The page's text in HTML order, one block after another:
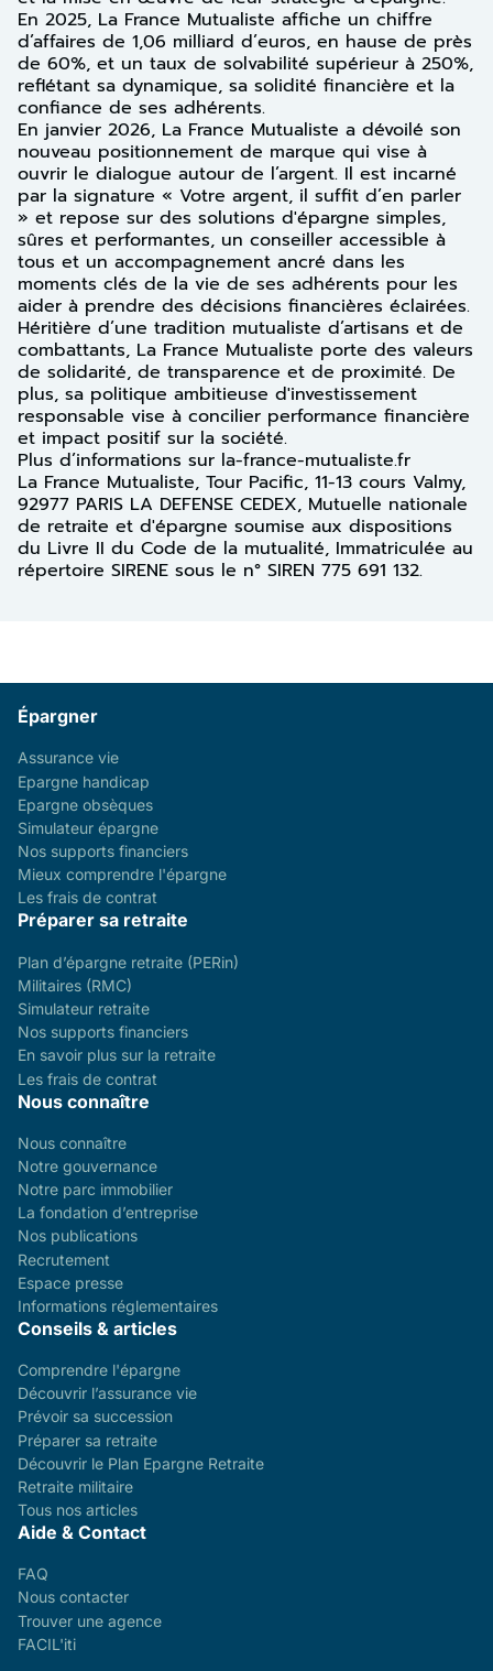
En 2025, La France Mutualiste affiche un chiffre
d’affaires de 1,06 milliard d’euros, en hause de près
de 60%, et un taux de solvabilité supérieur à 250%,
reflétant sa dynamique, sa solidité financière et la
confiance de ses adhérents.
En janvier 2026, La France Mutualiste a dévoilé son
nouveau positionnement de marque qui vise à
ouvrir le dialogue autour de l’argent. Il est incarné
par la signature « Votre argent, il suffit d’en parler
» et repose sur des solutions d'épargne simples,
sûres et performantes, un conseiller accessible à
tous et un accompagnement ancré dans les
moments clés de la vie de ses adhérents pour les
aider à prendre des décisions financières éclairées.
Héritière d’une tradition mutualiste d’artisans et de
combattants, La France Mutualiste porte des valeurs
de solidarité, de transparence et de proximité. De
plus, sa politique ambitieuse d'investissement
responsable vise à concilier performance financière
et impact positif sur la société.
Plus d’informations sur la-france-mutualiste.fr
La France Mutualiste, Tour Pacific, 11-13 cours Valmy,
92977 PARIS LA DEFENSE CEDEX, Mutuelle nationale
de retraite et d'épargne soumise aux dispositions
du Livre II du Code de la mutualité, Immatriculée au
répertoire SIRENE sous le n° SIREN 775 691 132.
Épargner
Assurance vie
Epargne handicap
Epargne obsèques
Simulateur épargne
Nos supports financiers
Mieux comprendre l'épargne
Les frais de contrat
Préparer sa retraite
Plan d’épargne retraite (PERin)
Militaires (RMC)
Simulateur retraite
Nos supports financiers
En savoir plus sur la retraite
Les frais de contrat
Nous connaître
Nous connaître
Notre gouvernance
Notre parc immobilier
La fondation d’entreprise
Nos publications
Recrutement
Espace presse
Informations réglementaires
Conseils & articles
Comprendre l'épargne
Découvrir l’assurance vie
Prévoir sa succession
Préparer sa retraite
Découvrir le Plan Epargne Retraite
Retraite militaire
Tous nos articles
Aide & Contact
FAQ
Nous contacter
Trouver une agence
FACIL'iti